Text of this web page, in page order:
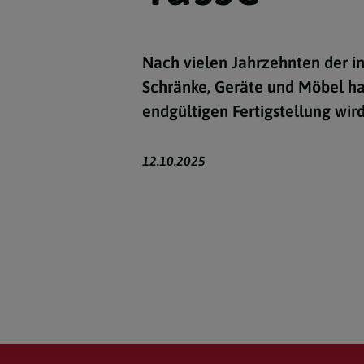
Nach vielen Jahrzehnten der
Schränke, Geräte und Möbel
endgültigen Fertigstellung
12.10.2025